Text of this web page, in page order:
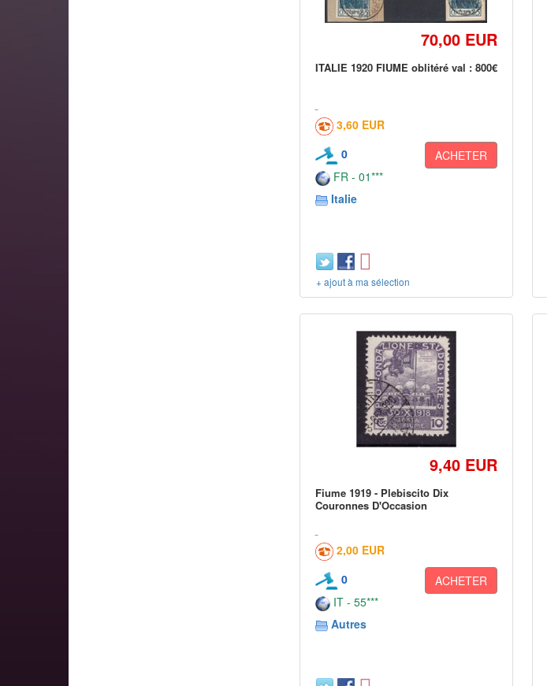
70,00 EUR
ITALIE 1920 FIUME oblitéré val : 800€
3,60 EUR
0
ACHETER
FR - 01***
Italie
+ ajout à ma sélection
9,40 EUR
Fiume 1919 - Plebiscito Dix
Couronnes D'Occasion
2,00 EUR
0
ACHETER
IT - 55***
Autres